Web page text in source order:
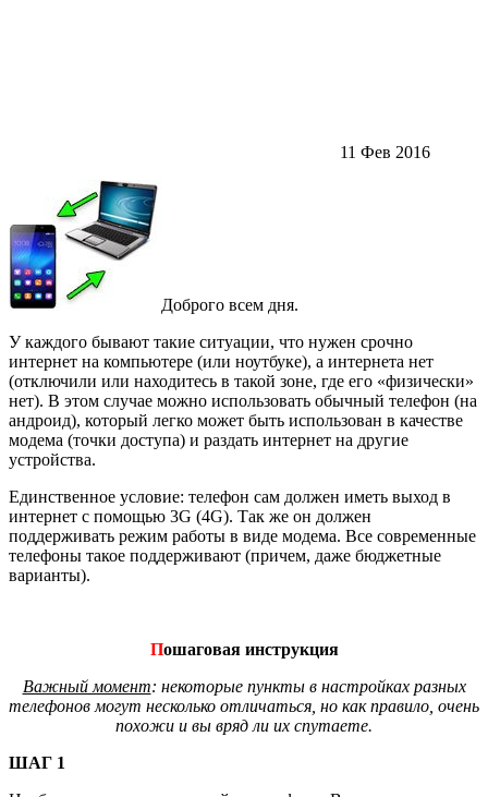
11 Фев 2016
Доброго всем дня.
У каждого бывают такие ситуации, что нужен срочно
интернет на компьютере (или ноутбуке), а интернета нет
(отключили или находитесь в такой зоне, где его «физически»
нет). В этом случае можно использовать обычный телефон (на
андроид), который легко может быть использован в качестве
модема (точки доступа) и раздать интернет на другие
устройства.
Единственное условие: телефон сам должен иметь выход в
интернет с помощью 3G (4G). Так же он должен
поддерживать режим работы в виде модема. Все современные
телефоны такое поддерживают (причем, даже бюджетные
варианты).
Пошаговая инструкция
Важный момент: некоторые пункты в настройках разных
телефонов могут несколько отличаться, но как правило, очень
похожи и вы вряд ли их спутаете.
ШАГ 1